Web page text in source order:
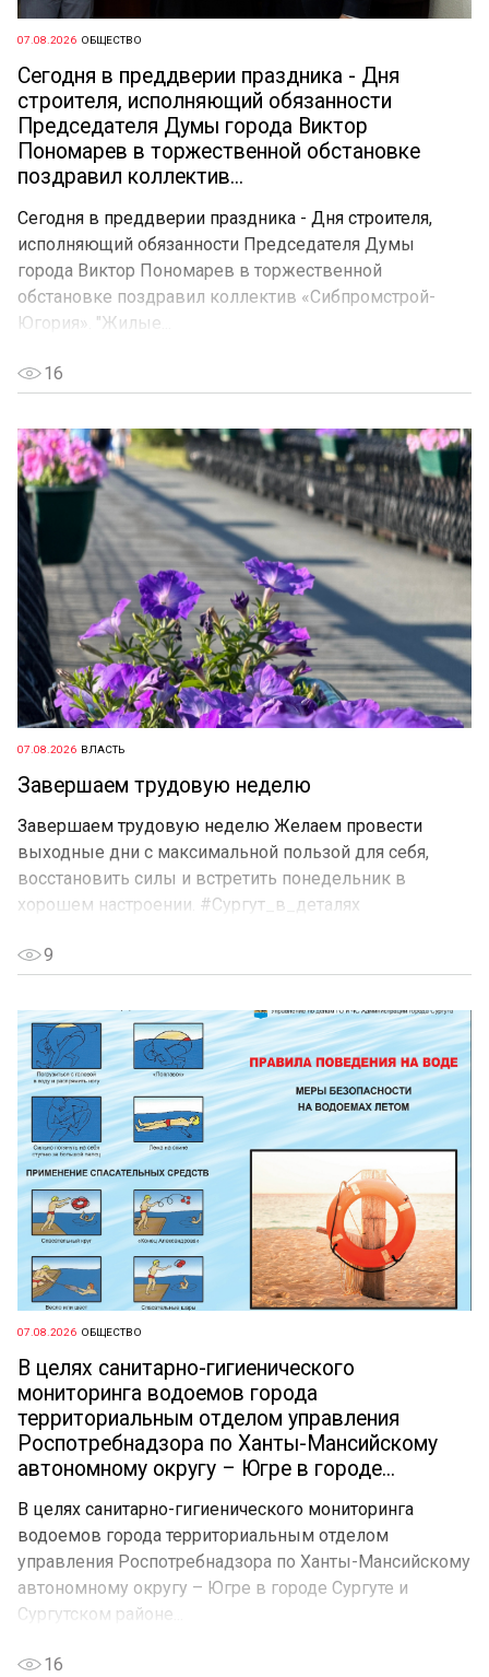
07.08.2026 ОБЩЕСТВО
Сегодня в преддверии праздника - Дня
строителя, исполняющий обязанности
Председателя Думы города Виктор
Пономарев в торжественной обстановке
поздравил коллектив...
Сегодня в преддверии праздника - Дня строителя,
исполняющий обязанности Председателя Думы
города Виктор Пономарев в торжественной
обстановке поздравил коллектив «Сибпромстрой-
Югория». "Жилые...
16
07.08.2026 ВЛАСТЬ
Завершаем трудовую неделю
Завершаем трудовую неделю Желаем провести
выходные дни с максимальной пользой для себя,
восстановить силы и встретить понедельник в
хорошем настроении. #Сургут_в_деталях
9
07.08.2026 ОБЩЕСТВО
В целях санитарно-гигиенического
мониторинга водоемов города
территориальным отделом управления
Роспотребнадзора по Ханты-Мансийскому
автономному округу – Югре в городе...
В целях санитарно-гигиенического мониторинга
водоемов города территориальным отделом
управления Роспотребнадзора по Ханты-Мансийскому
автономному округу – Югре в городе Сургуте и
Сургутском районе...
16